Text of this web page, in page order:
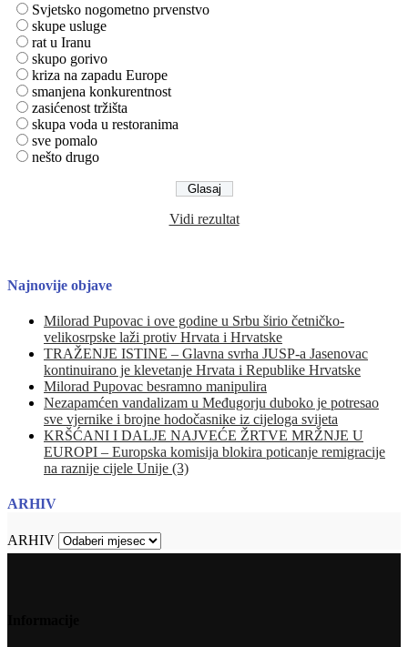
Svjetsko nogometno prvenstvo
skupe usluge
rat u Iranu
skupo gorivo
kriza na zapadu Europe
smanjena konkurentnost
zasićenost tržišta
skupa voda u restoranima
sve pomalo
nešto drugo
Vidi rezultat
Najnovije objave
Milorad Pupovac i ove godine u Srbu širio četničko-
velikosrpske laži protiv Hrvata i Hrvatske
TRAŽENJE ISTINE – Glavna svrha JUSP-a Jasenovac
kontinuirano je klevetanje Hrvata i Republike Hrvatske
Milorad Pupovac besramno manipulira
Nezapamćen vandalizam u Međugorju duboko je potresao
sve vjernike i brojne hodočasnike iz cijeloga svijeta
KRŠĆANI I DALJE NAJVEĆE ŽRTVE MRŽNJE U
EUROPI – Europska komisija blokira poticanje remigracije
na raznije cijele Unije (3)
ARHIV
ARHIV